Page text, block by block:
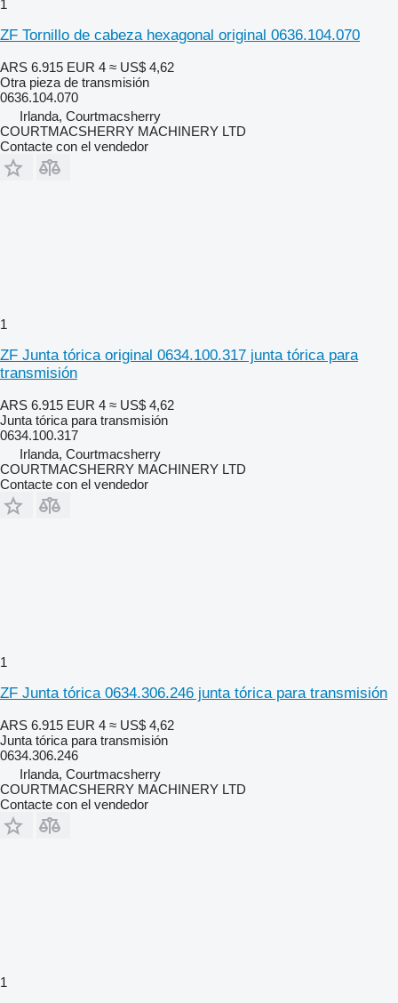
1
ZF Tornillo de cabeza hexagonal original 0636.104.070
ARS 6.915 EUR 4 ≈ US$ 4,62
Otra pieza de transmisión
0636.104.070
Irlanda, Courtmacsherry
COURTMACSHERRY MACHINERY LTD
Contacte con el vendedor
1
ZF Junta tórica original 0634.100.317 junta tórica para
transmisión
ARS 6.915 EUR 4 ≈ US$ 4,62
Junta tórica para transmisión
0634.100.317
Irlanda, Courtmacsherry
COURTMACSHERRY MACHINERY LTD
Contacte con el vendedor
1
ZF Junta tórica 0634.306.246 junta tórica para transmisión
ARS 6.915 EUR 4 ≈ US$ 4,62
Junta tórica para transmisión
0634.306.246
Irlanda, Courtmacsherry
COURTMACSHERRY MACHINERY LTD
Contacte con el vendedor
1